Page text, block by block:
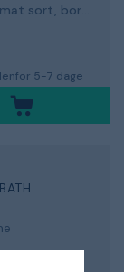
Dobbelt, mat sort, borefri
5-7 dage